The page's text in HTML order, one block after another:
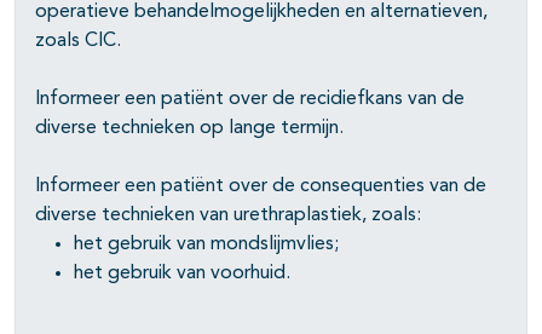
operatieve behandelmogelijkheden en alternatieven,
zoals CIC.
Informeer een patiënt over de recidiefkans van de
diverse technieken op lange termijn.
Informeer een patiënt over de consequenties van de
diverse technieken van urethraplastiek, zoals:
het gebruik van mondslijmvlies;
het gebruik van voorhuid.